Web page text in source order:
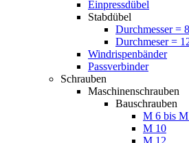
Einpressdübel
Stabdübel
Durchmesser =
Durchmeser =
Windrispenbänder
Passverbinder
Schrauben
Maschinenschrauben
Bauschrauben
M 6 bis
M 10
M 12